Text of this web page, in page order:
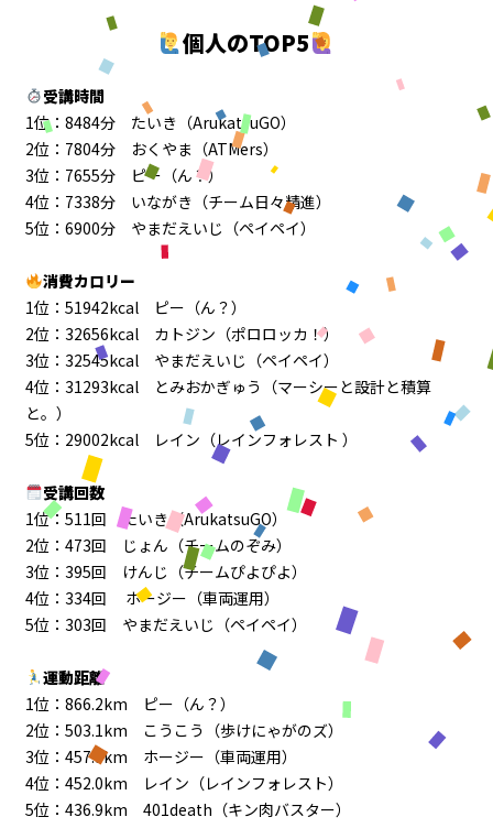
個人のTOP5
受講時間
1位：8484分 たいき（ArukatsuGO）
2位：7804分 おくやま（ATMers）
3位：7655分 ピー（ん？）
4位：7338分 いながき（チーム日々精進）
5位：6900分 やまだえいじ（ペイペイ）
消費カロリー
1位：51942kcal ピー（ん？）
2位：32656kcal カトジン（ポロロッカ！）
3位：32545kcal やまだえいじ（ペイペイ）
4位：31293kcal とみおかぎゅう（マーシーと設計と積算
と。）
5位：29002kcal レイン（レインフォレスト ）
受講回数
1位：511回 たいき（ArukatsuGO）
2位：473回 じょん（チームのぞみ）
3位：395回 けんじ（チームぴよぴよ）
4位：334回 ホージー（車両運用）
5位：303回 やまだえいじ（ペイペイ）
運動距離
1位：866.2km ピー（ん？）
2位：503.1km こうこう（歩けにゃがのズ）
3位：457.3km ホージー（車両運用）
4位：452.0km レイン（レインフォレスト）
5位：436.9km 401death（キン肉バスター）